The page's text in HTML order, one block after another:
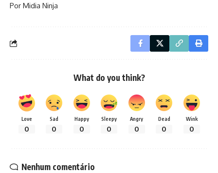
Por Midia Ninja
What do you think?
Love
0
Sad
0
Happy
0
Sleepy
0
Angry
0
Dead
0
Wink
0
Nenhum comentário